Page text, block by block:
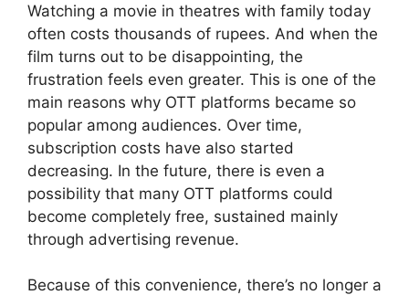
Watching a movie in theatres with family today
often costs thousands of rupees. And when the
film turns out to be disappointing, the
frustration feels even greater. This is one of the
main reasons why OTT platforms became so
popular among audiences. Over time,
subscription costs have also started
decreasing. In the future, there is even a
possibility that many OTT platforms could
become completely free, sustained mainly
through advertising revenue.
Because of this convenience, there’s no longer a